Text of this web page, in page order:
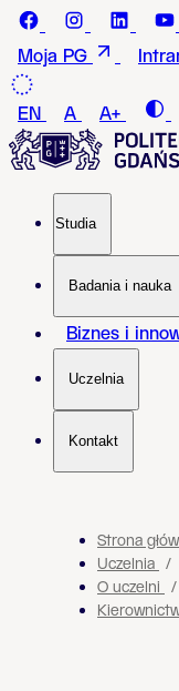
Przejdź do treści
Facebook -
Moja PG
EN A A+
Studia
Badania i nauka
Biznes i
Uczelnia
Kontakt
Strona
Uczelnia
O uczelni